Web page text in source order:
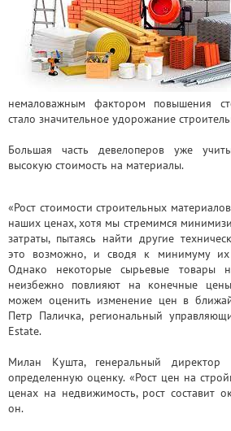
немаловажным фактором повышения
стало значительное удорожание
Большая часть девелоперов уже
высокую стоимость на материалы.
«Рост стоимости строительных
наших ценах, хотя мы стремимся
затраты, пытаясь найти другие
это возможно, и сводя к минимуму их
Однако некоторые сырьевые товары
неизбежно повлияют на конечные
можем оценить изменение цен в
Петр Паличка, региональный
Estate.
Милан Кушта, генеральный
определенную оценку. «Рост цен на
ценах на недвижимость, рост составит
он.